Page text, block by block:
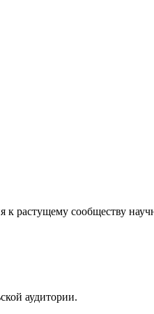
к растущему сообществу
аудитории.